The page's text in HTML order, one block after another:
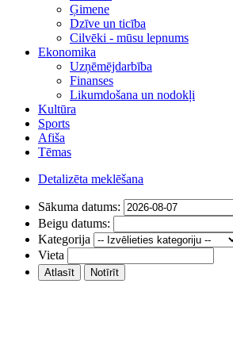
Ģimene
Dzīve un ticība
Cilvēki - mūsu lepnums
Ekonomika
Uzņēmējdarbība
Finanses
Likumdošana un nodokļi
Kultūra
Sports
Afiša
Tēmas
Detalizēta meklēšana
Sākuma datums:
Beigu datums:
Kategorija
Vieta